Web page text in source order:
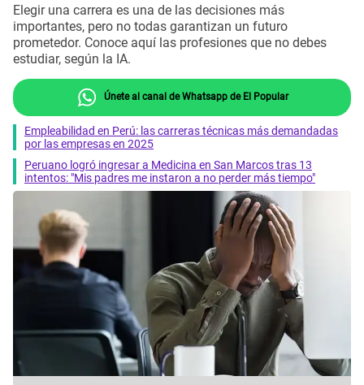
Elegir una carrera es una de las decisiones más
importantes, pero no todas garantizan un futuro
prometedor. Conoce aquí las profesiones que no debes
estudiar, según la IA.
Únete al canal de Whatsapp de El Popular
Empleabilidad en Perú: las carreras técnicas más demandadas
por las empresas en 2025
Peruano logró ingresar a Medicina en San Marcos tras 13
intentos: "Mis padres me instaron a no perder más tiempo"